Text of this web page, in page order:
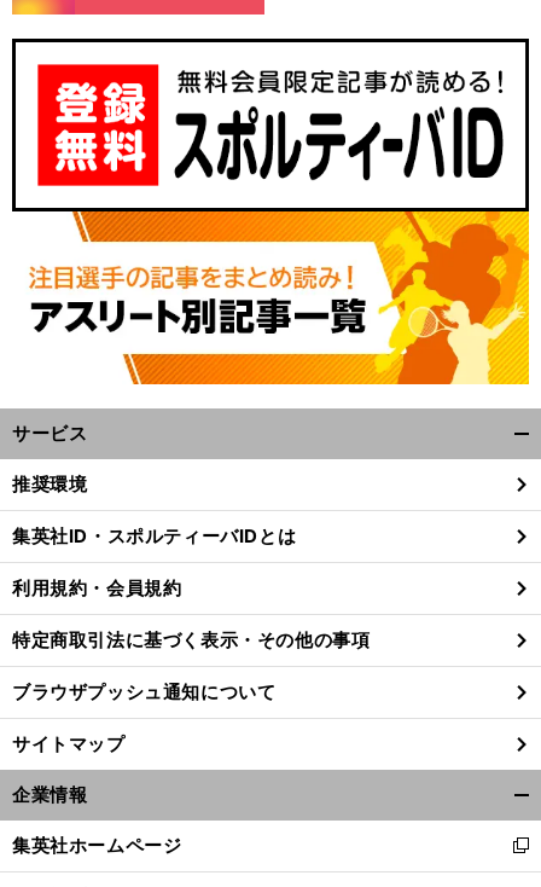
サービス
閉
る
推奨環境
集英社ID・スポルティーバIDとは
利用規約・会員規約
特定商取引法に基づく表示・その他の事項
ブラウザプッシュ通知について
サイトマップ
企業情報
閉
集英社ホームページ
新
し